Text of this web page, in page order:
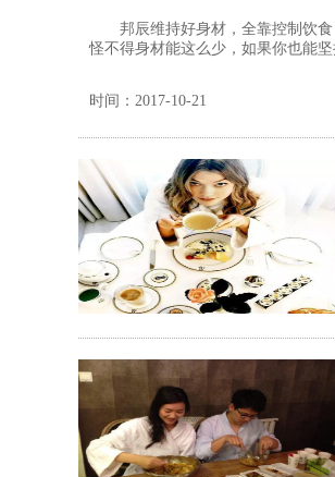
邦辰维持好身材，全靠控制饮食
怪不得身材能这么少，如果你也能
时间：2017-10-21